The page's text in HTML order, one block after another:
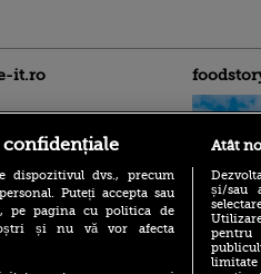
it.ro
(P)
cu
confidențiale
dispozitivul dvs., precum
Puteți accepta sau
pe pagina cu politica de
și nu vă vor afecta
Atât
și/sau
pentru